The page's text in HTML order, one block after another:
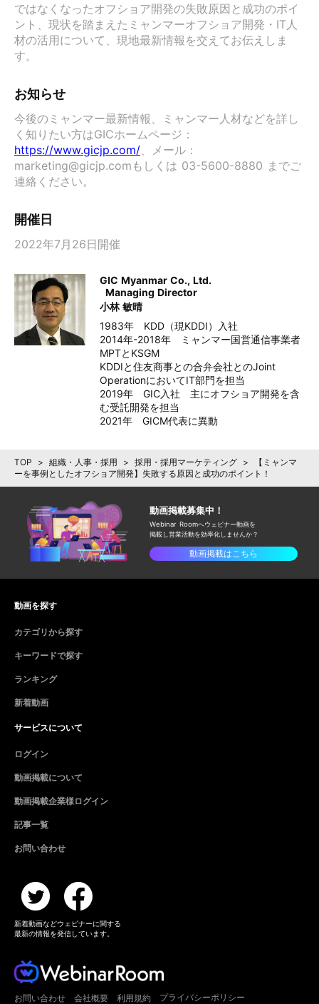
ではなくなったオフショア開発の失敗原因と成功のポイ
ント、現状を踏まえたミャンマーオフショア開発・IT人
材の活用について、現地最新情報を交えてお伝えしま
す。
お知らせ
今後のミャンマー最新情報、ミャンマー人材などを詳し
く知りたい方はGICホームページ：
https://www.gicjp.com/、メール：
marketing@gicjp.comもしくは 03-5600-8880 までご
連絡ください。
開催日
2022年7月26日開催
GIC Myanmar Co., Ltd.
Managing Director
小林 敏晴
1983年　KDD（現KDDI）入社
2014年-2018年　ミャンマー国営通信事業者
MPTとKSGM
KDDIと住友商事との合弁会社とのJoint
OperationにおいてIT部門を担当
2019年　GIC入社　主にオフショア開発を含
む受託開発を担当
2021年　GICM代表に異動
TOP > 組織・人事・採用 > 採用・採用マーケティング >
【ミャンマ
ーを事例としたオフショア開発】失敗する原因と成功のポイント！
動画掲載募集中！
Webinar Roomへウェビナー動画を
掲載し営業活動を効率化しませんか？
動画掲載はこちら
動画を探す
カテゴリから探す
キーワードで探す
ランキング
新着動画
サービスについて
ログイン
動画掲載について
動画掲載企業様ログイン
記事一覧
お問い合わせ
新着動画などウェビナーに関する
最新の情報を発信しています。
お問い合わせ 会社概要 利用規約 プライバシーポリシー